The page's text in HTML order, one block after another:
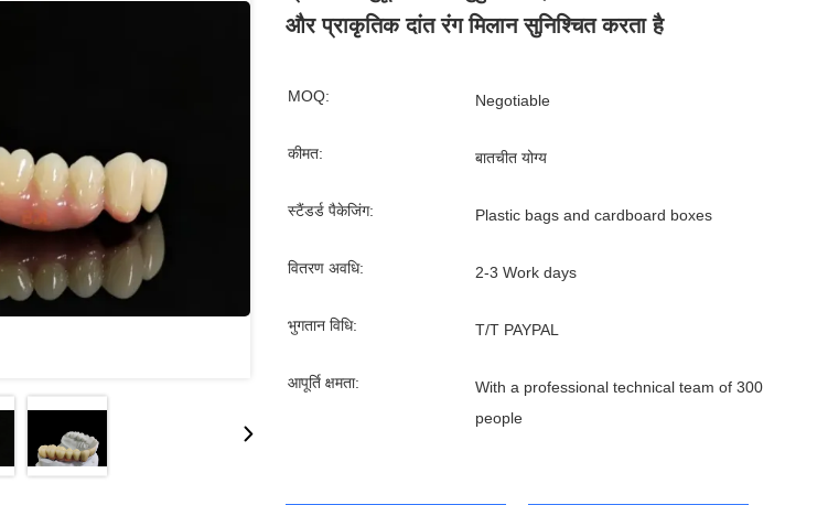
और प्राकृतिक दांत रंग मिलान सुनिश्चित करता है
MOQ: Negotiable
कीमत: बातचीत योग्य
स्टैंडर्ड पैकेजिंग: Plastic bags and cardboard boxes
वितरण अवधि: 2-3 Work days
भुगतान विधि: T/T PAYPAL
आपूर्ति क्षमता:
With a professional technical team of 300
people